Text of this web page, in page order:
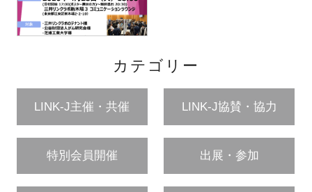
カテゴリー
LINK-J主催・共催 LINK-J協賛・協力
特別会員開催 出展・参加